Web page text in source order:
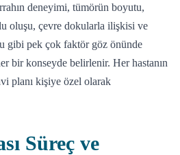
deneyimi, tümörün boyutu,
oluşu, çevre dokularla ilişkisi ve
gibi pek çok faktör göz önünde
bir konseyde belirlenir. Her hastanın
planı kişiye özel olarak
Süreç ve